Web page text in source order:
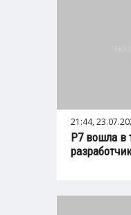
21:44,
Р7 вошла в